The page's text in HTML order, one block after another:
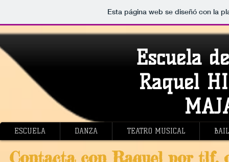
Esta página web se diseñó con la
Escuela
Raquel
ESCUELA DANZA TEATRO MUSICAL
Contacta con Raquel por tlf.